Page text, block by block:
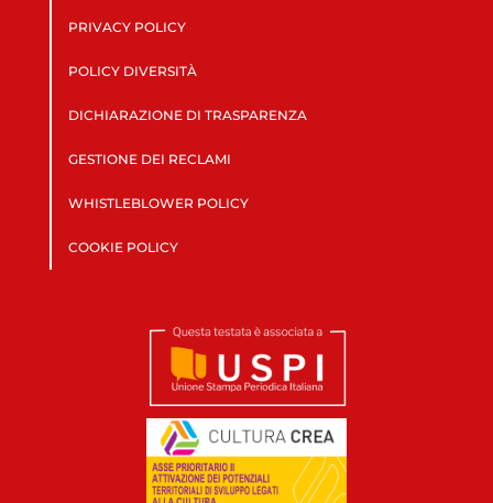
PRIVACY POLICY
POLICY DIVERSITÀ
DICHIARAZIONE DI TRASPARENZA
GESTIONE DEI RECLAMI
WHISTLEBLOWER POLICY
COOKIE POLICY